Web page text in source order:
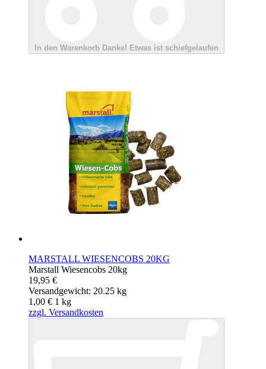
In den Warenkorb Danke! Etwas ist schiefgelaufen
MARSTALL WIESENCOBS 20KG
Marstall Wiesencobs 20kg
19,95 €
Versandgewicht: 20.25 kg
1,00 € 1 kg
zzgl. Versandkosten